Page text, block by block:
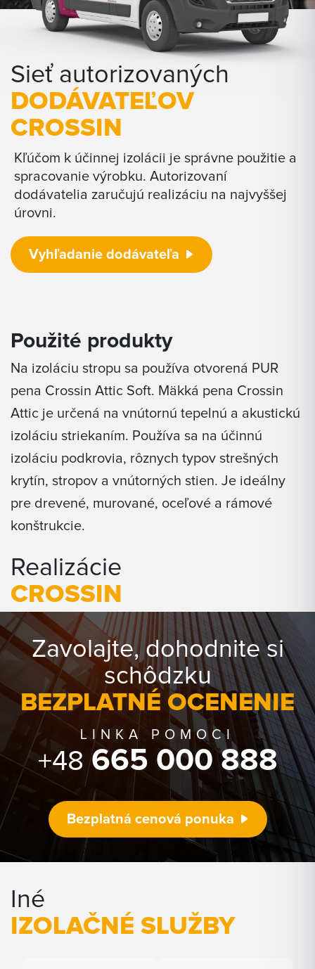
Sieť autorizovaných
DODÁVATEĽOV
CROSSIN
Kľúčom k účinnej izolácii je správne použitie a
spracovanie výrobku. Autorizovaní
dodávatelia zaručujú realizáciu na najvyššej
úrovni.
Vyhľadanie dodávateľa
Použité produkty
Na izoláciu stropu sa používa otvorená PUR
pena Crossin Attic Soft. Mäkká pena Crossin
Attic je určená na vnútornú tepelnú a akustickú
izoláciu striekaním. Používa sa na účinnú
izoláciu podkrovia, rôznych typov strešných
krytín, stropov a vnútorných stien. Je ideálny
pre drevené, murované, oceľové a rámové
konštrukcie.
Realizácie
CROSSIN
Zavolajte, dohodnite si
schôdzku
BEZPLATNÉ OCENENIE
LINKA POMOCI
+48665 000 888
Bezplatná cenová ponuka
Iné
IZOLAČNÉ SLUŽBY